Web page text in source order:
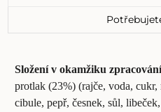
Složení v okamžiku
protlak (23%) (rajče, voda,
cibule, pepř, česnek, sůl,